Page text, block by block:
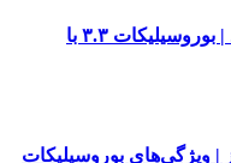
خرید شیشه‌آلات آزمایشگاهی استاندارد | بوروسیلیکات ۳.۳ با
| ویژگی‌های بوروسیلیکات